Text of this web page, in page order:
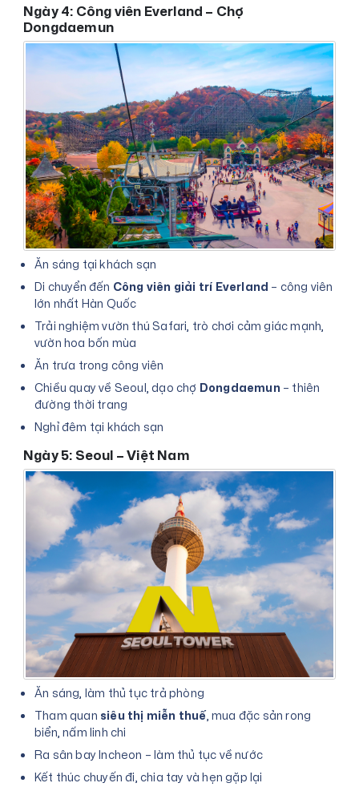
Ngày 4: Công viên Everland – Chợ
Dongdaemun
Ăn sáng tại khách sạn
Di chuyển đến Công viên giải trí Everland – công viên
lớn nhất Hàn Quốc
Trải nghiệm vườn thú Safari, trò chơi cảm giác mạnh,
vườn hoa bốn mùa
Ăn trưa trong công viên
Chiều quay về Seoul, dạo chợ Dongdaemun – thiên
đường thời trang
Nghỉ đêm tại khách sạn
Ngày 5: Seoul – Việt Nam
Ăn sáng, làm thủ tục trả phòng
Tham quan siêu thị miễn thuế, mua đặc sản rong
biển, nấm linh chi
Ra sân bay Incheon – làm thủ tục về nước
Kết thúc chuyến đi, chia tay và hẹn gặp lại